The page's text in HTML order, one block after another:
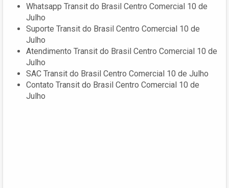
Whatsapp Transit do Brasil Centro Comercial 10 de
Julho
Suporte Transit do Brasil Centro Comercial 10 de
Julho
Atendimento Transit do Brasil Centro Comercial 10 de
Julho
SAC Transit do Brasil Centro Comercial 10 de Julho
Contato Transit do Brasil Centro Comercial 10 de
Julho